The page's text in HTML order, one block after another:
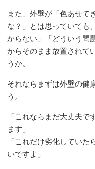
また、外壁が「色あせて
な？」とは思っていても
からない」「どういう問
からそのまま放置されて
うか。
それならまずは外壁の健
う。
「これならまだ大丈夫
ます」
「これだけ劣化してい
いですよ」